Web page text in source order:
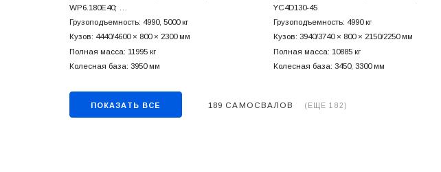
WP6.180E40; …
Грузоподъемность: 4990, 5000 кг
Кузов: 4440/4600 × 800 × 2300 мм
Полная масса: 11995 кг
Колесная база: 3950 мм
YC4D130-45
Грузоподъемность: 4990 кг
Кузов: 3940/3740 × 800 × 2150/2250 мм
Полная масса: 10885 кг
Колесная база: 3450, 3300 мм
ПОКАЗАТЬ ВСЕ 189 САМОСВАЛОВ (ЕЩЕ 182)